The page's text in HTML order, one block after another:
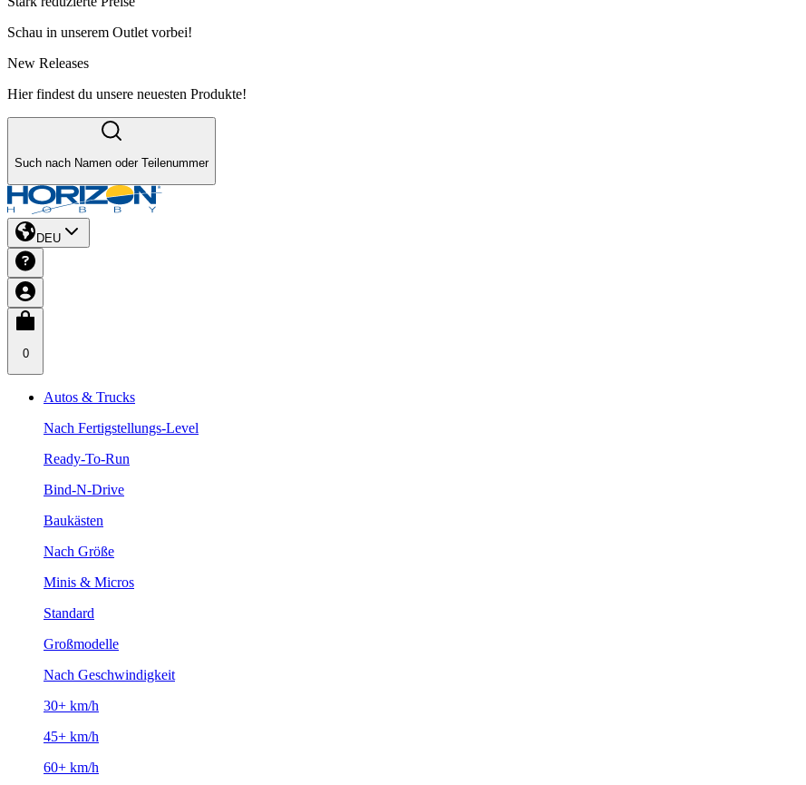
Schau in unserem Outlet vorbei!
New Releases
Hier findest du unsere neuesten Produkte!
Such nach Namen oder Teilenummer
DEU
0
Autos & Trucks
Nach Fertigstellungs-Level
Ready-To-Run
Bind-N-Drive
Baukästen
Nach Größe
Minis & Micros
Standard
Großmodelle
Nach Geschwindigkeit
30+ km/h
45+ km/h
60+ km/h